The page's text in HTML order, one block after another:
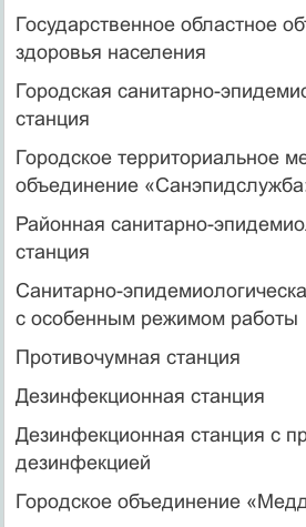
Государственное областное
здоровья населения
Городская санитарно-
станция
Городское территориальное
объединение
Районная санитарно-
станция
Санитарно-
с особенным режимом работы
Противочумная станция
Дезинфекционная станция
Дезинфекционная станция с
дезинфекцией
Городское объединение